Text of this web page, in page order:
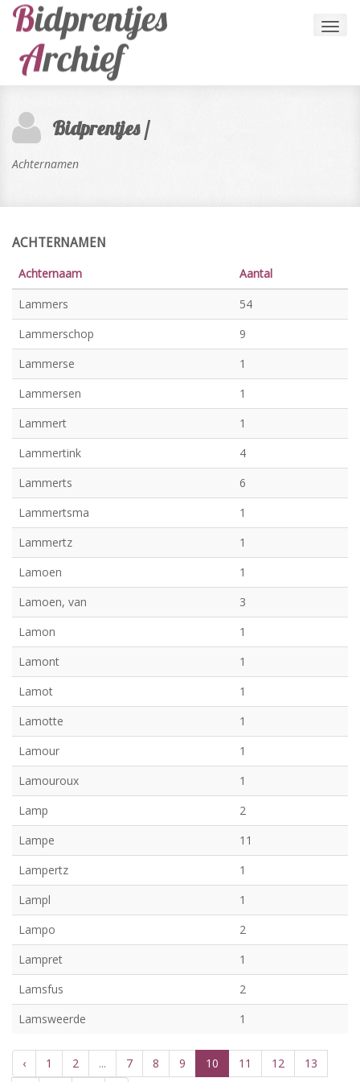
Bidprentjes /
Achternamen
ACHTERNAMEN
Achternaam
Aantal
Lammers
54
Lammerschop
9
Lammerse
1
Lammersen
1
Lammert
1
Lammertink
4
Lammerts
6
Lammertsma
1
Lammertz
1
Lamoen
1
Lamoen, van
3
Lamon
1
Lamont
1
Lamot
1
Lamotte
1
Lamour
1
Lamouroux
1
Lamp
2
Lampe
11
Lampertz
1
Lampl
1
Lampo
2
Lampret
1
Lamsfus
2
Lamsweerde
1
‹ 1 2 ... 7 8 9 10 11 12 13